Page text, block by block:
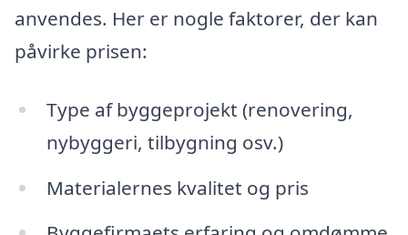
anvendes. Her er nogle faktorer, der kan
påvirke prisen:
Type af byggeprojekt (renovering,
nybyggeri, tilbygning osv.)
Materialernes kvalitet og pris